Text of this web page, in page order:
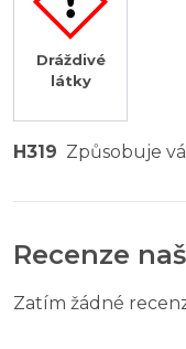
Dráždivé
látky
H319 Způsobuje
Recenze
Zatím žádné